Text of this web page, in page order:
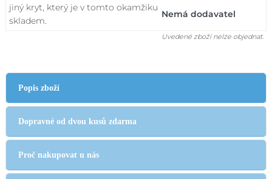
jiný kryt, který je v tomto okamžiku
skladem.
Nemá dodavatel
Uvedené zboží nelze objednat.
Popis zboží
Dopravné od dvou kusů zdarma
Proč nakupovat u nás